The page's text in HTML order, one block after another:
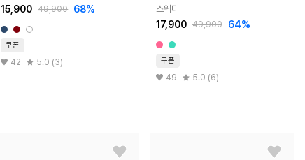
15,900 49,900 68%
쿠폰
42 5.0 (3)
스웨터
17,900 49,900 64%
쿠폰
49 5.0 (6)